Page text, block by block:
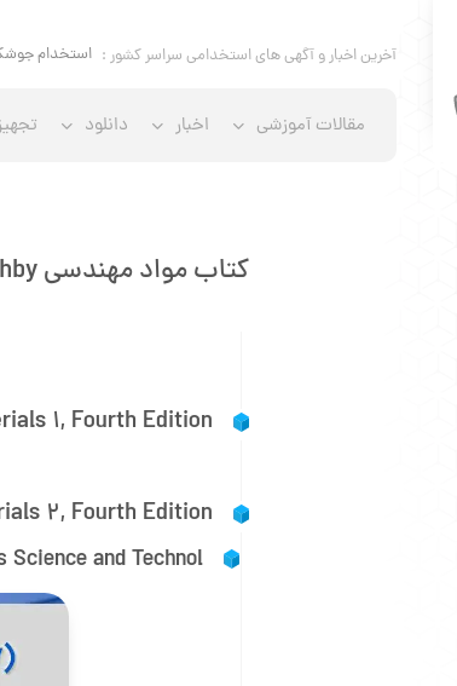
آخرین اخبار و آگهی های استخدامی سراسر کشور : استخدام
مقالات آموزشی اخبار دانلود
کتاب مواد مهندسی Engineering Materials – M.ashby
1, Fourth Edition
2, Fourth Edition
and Technol